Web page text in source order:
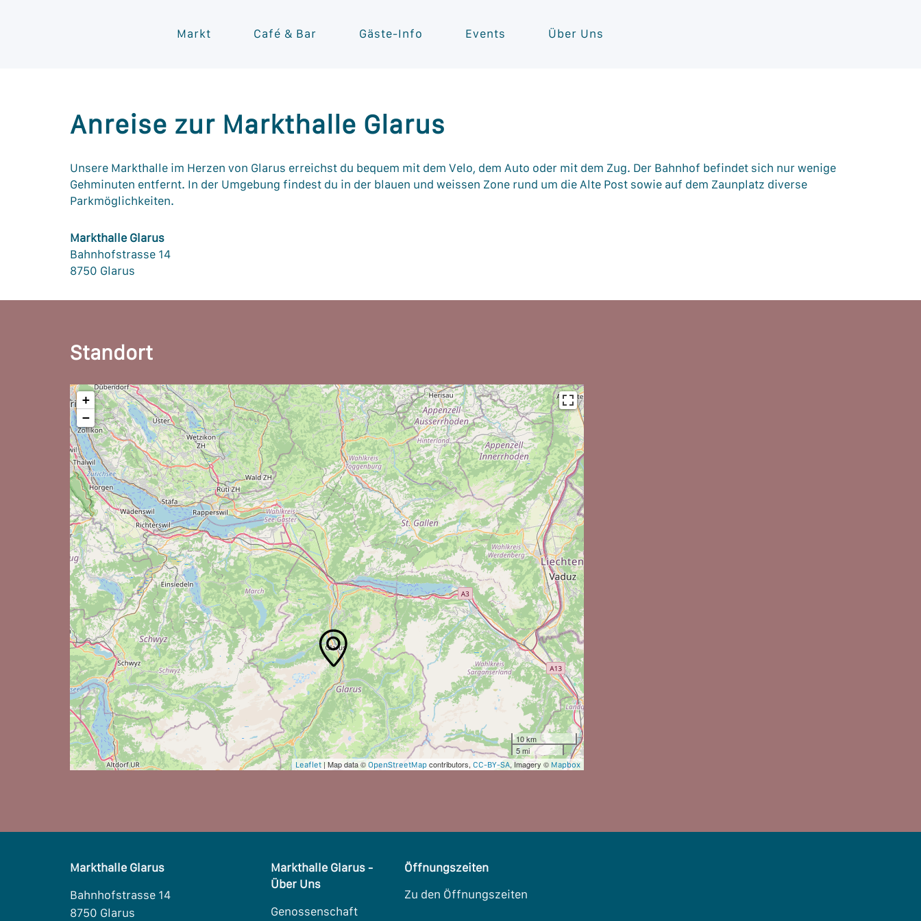
Markt Café & Bar Gäste-Info Events Über Uns
Anreise zur Markthalle Glarus
Unsere Markthalle im Herzen von Glarus erreichst du bequem mit dem Velo, dem Auto oder mit dem Zug. Der Bahnhof befindet sich nur wenige
Gehminuten entfernt. In der Umgebung findest du in der blauen und weissen Zone rund um die Alte Post sowie auf dem Zaunplatz diverse
Parkmöglichkeiten.
Markthalle Glarus
Bahnhofstrasse 14
8750 Glarus
Standort
+
−
10 km
5 mi
Leaflet | Map data © OpenStreetMap contributors, CC-BY-SA, Imagery © Mapbox
Markthalle Glarus
Bahnhofstrasse 14
8750 Glarus
Markthalle Glarus -
Über Uns
Genossenschaft
Öffnungszeiten
Zu den Öffnungszeiten